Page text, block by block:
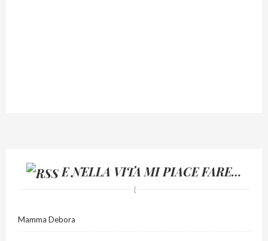
E NELLA VITA MI PIACE FARE…
Mamma Debora